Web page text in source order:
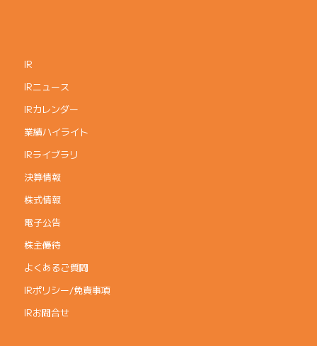
IR
IRニュース
IRカレンダー
業績ハイライト
IRライブラリ
決算情報
株式情報
電子公告
株主優待
よくあるご質問
IRポリシー/免責事項
IRお問合せ